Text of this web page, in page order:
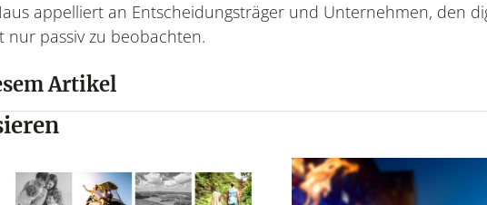
appelliert an Entscheidungsträger und Unternehmen, den
nur passiv zu beobachten.
Artikel